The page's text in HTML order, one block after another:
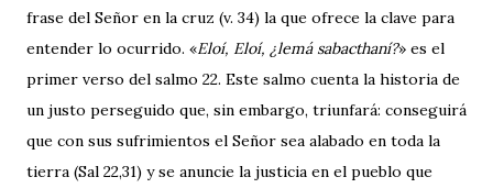
frase del Señor en la cruz (v. 34) la que ofrece la clave para
entender lo ocurrido. «Eloí, Eloí, ¿lemá sabacthaní?» es el
primer verso del salmo 22. Este salmo cuenta la historia de
un justo perseguido que, sin embargo, triunfará: conseguirá
que con sus sufrimientos el Señor sea alabado en toda la
tierra (Sal 22,31) y se anuncie la justicia en el pueblo que